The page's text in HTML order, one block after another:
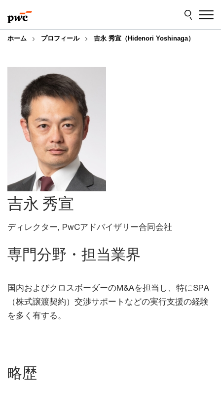
to
content
to
footer
ホーム プロフィール 吉永 秀宣（Hidenori Yoshinaga）
吉永 秀宣
ディレクター, PwCアドバイザリー合同会社
専門分野・担当業界
国内およびクロスボーダーのM&Aを担当し、特にSPA
（株式譲渡契約）交渉サポートなどの実行支援の経験
を多く有する。
略歴